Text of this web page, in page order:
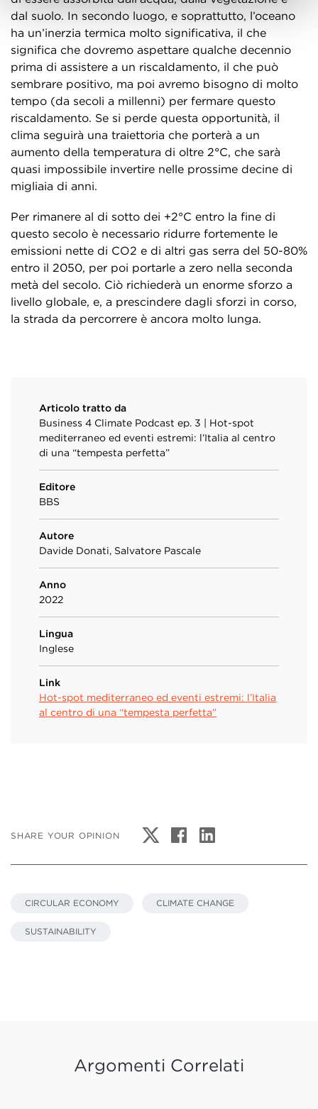
dal suolo. In secondo luogo, e soprattutto, l’oceano
ha un’inerzia termica molto significativa, il che
significa che dovremo aspettare qualche decennio
prima di assistere a un riscaldamento, il che può
sembrare positivo, ma poi avremo bisogno di molto
tempo (da secoli a millenni) per fermare questo
riscaldamento. Se si perde questa opportunità, il
clima seguirà una traiettoria che porterà a un
aumento della temperatura di oltre 2°C, che sarà
quasi impossibile invertire nelle prossime decine di
migliaia di anni.
Per rimanere al di sotto dei +2°C entro la fine di
questo secolo è necessario ridurre fortemente le
emissioni nette di CO2 e di altri gas serra del 50-80%
entro il 2050, per poi portarle a zero nella seconda
metà del secolo. Ciò richiederà un enorme sforzo a
livello globale, e, a prescindere dagli sforzi in corso,
la strada da percorrere è ancora molto lunga.
Articolo tratto da
Business 4 Climate Podcast ep. 3 | Hot-spot
mediterraneo ed eventi estremi: l’Italia al centro
di una “tempesta perfetta”
Editore
BBS
Autore
Davide Donati, Salvatore Pascale
Anno
2022
Lingua
Inglese
Link
Hot-spot mediterraneo ed eventi estremi: l’Italia
al centro di una “tempesta perfetta”
SHARE YOUR OPINION
CIRCULAR ECONOMY CLIMATE CHANGE
SUSTAINABILITY
Argomenti Correlati